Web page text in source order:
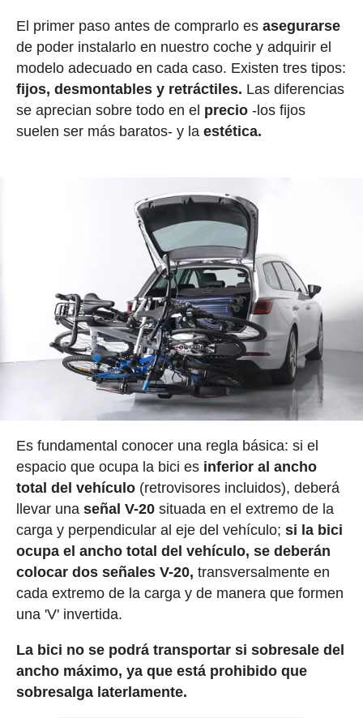
El primer paso antes de comprarlo es asegurarse
de poder instalarlo en nuestro coche y adquirir el
modelo adecuado en cada caso. Existen tres tipos:
fijos, desmontables y retráctiles. Las diferencias
se aprecian sobre todo en el precio-los fijos
suelen ser más baratos- y la estética.
Es fundamental conocer una regla básica: si el
espacio que ocupa la bici es inferior al ancho
total del vehículo(retrovisores incluidos), deberá
llevar una señal V-20situada en el extremo de la
carga y perpendicular al eje del vehículo; si la bici
ocupa el ancho total del vehículo, se deberán
colocar dos señales V-20, transversalmente en
cada extremo de la carga y de manera que formen
una 'V' invertida.
La bici no se podrá transportar si sobresale del
ancho máximo, ya que está prohibido que
sobresalga laterlamente.